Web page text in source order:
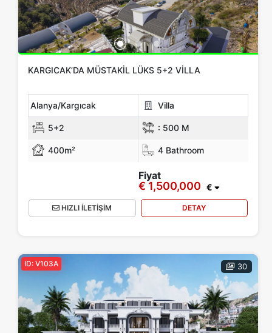
KARGICAK’DA MÜSTAKIL LÜKS 5+2 VILLA
Alanya/Kargıcak Villa
5+2 : 500 M
400m² 4 Bathroom
Fiyat
€ 1,500,000 €
HIZLI İLETİŞİM DETAY
30
ID: V103A